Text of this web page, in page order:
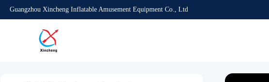
Guangzhou Xincheng Inflatable Amusement Equipment Co., Ltd